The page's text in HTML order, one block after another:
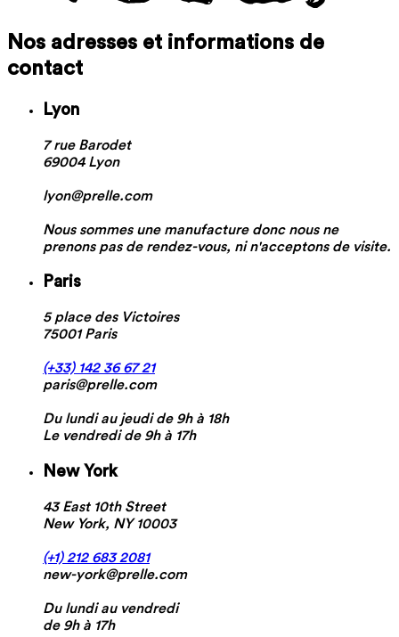
Nos adresses et informations de
contact
Lyon
7 rue Barodet
69004 Lyon
lyon@prelle.com
Nous sommes une manufacture donc nous ne
prenons pas de rendez-vous, ni n'acceptons de visite.
Paris
5 place des Victoires
75001 Paris
(+33) 142 36 67 21
paris@prelle.com
Du lundi au jeudi de 9h à 18h
Le vendredi de 9h à 17h
New York
43 East 10th Street
New York, NY 10003
(+1) 212 683 2081
new-york@prelle.com
Du lundi au vendredi
de 9h à 17h